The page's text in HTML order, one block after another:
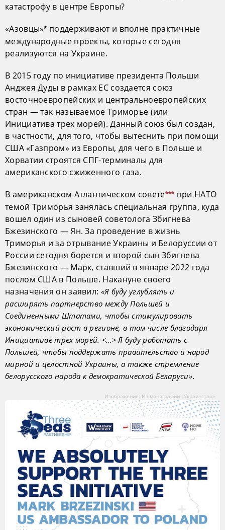
катастрофу в центре Европы?
«Азовцы»* поддерживают и вполне практичные
международные проекты, которые сегодня
реализуются на Украине.
В 2015 году по инициативе президента Польши
Анджея Дуды в рамках ЕС создается союз
восточноевропейских и центральноевропейских
стран — так называемое Триморье (или
Инициатива трех морей). Данный союз был создан,
в частности, для того, чтобы вытеснить при помощи
США «Газпром» из Европы, для чего в Польше и
Хорватии строятся СПГ-терминалы для
американского сжиженного газа.
В американском Атлантическом совете*** при НАТО
темой Триморья занялась специальная группа, куда
вошел один из сыновей советолога Збигнева
Бжезинского — Ян. За проведение в жизнь
Триморья и за отрывание Украины и Белоруссии от
России сегодня борется и второй сын Збигнева
Бжезинского — Марк, ставший в январе 2022 года
послом США в Польше. Накануне своего
назначения он заявил: «Я буду углублять и
расширять партнерство между Польшей и
Соединенными Штатами, чтобы стимулировать
экономический рост в регионе, в том числе благодаря
Инициативе трех морей. <…> Я буду работать с
Польшей, чтобы поддержать правительство и народ
мирной и целостной Украины, а также стремление
белорусского народа к демократической Беларуси».
Изображение: Из монографии «Украинство»